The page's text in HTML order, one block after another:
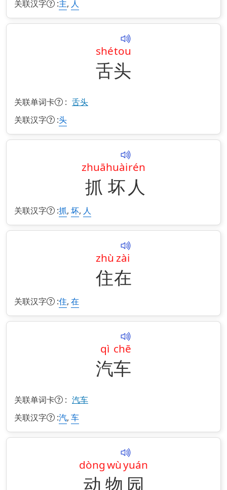
关联汉字 :主, 人
舌
shé
头
tou
关联单词卡 : 舌头
关联汉字 :头
抓
zhuā
坏
huài
人
rén
关联汉字 :抓, 坏, 人
住
zhù
在
zài
关联汉字 :住, 在
汽
qì
车
chē
关联单词卡 : 汽车
关联汉字 :汽, 车
动
dòng
物
wù
园
yuán